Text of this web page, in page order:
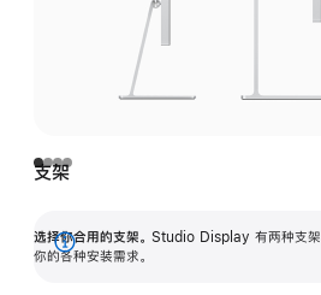
支架
选择你合用的支架。 Studio Display 有两种支架
你的各种安装需求。
展